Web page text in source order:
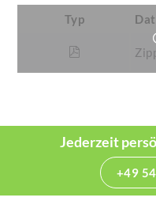
Typ
Jederzeit
+49